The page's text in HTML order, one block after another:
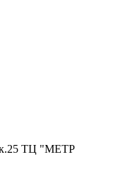
к.25 ТЦ "МЕТР